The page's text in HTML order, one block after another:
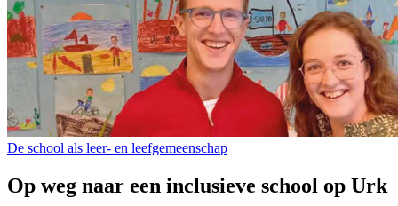
De school als leer- en leefgemeenschap
Op weg naar een inclusieve school op Urk